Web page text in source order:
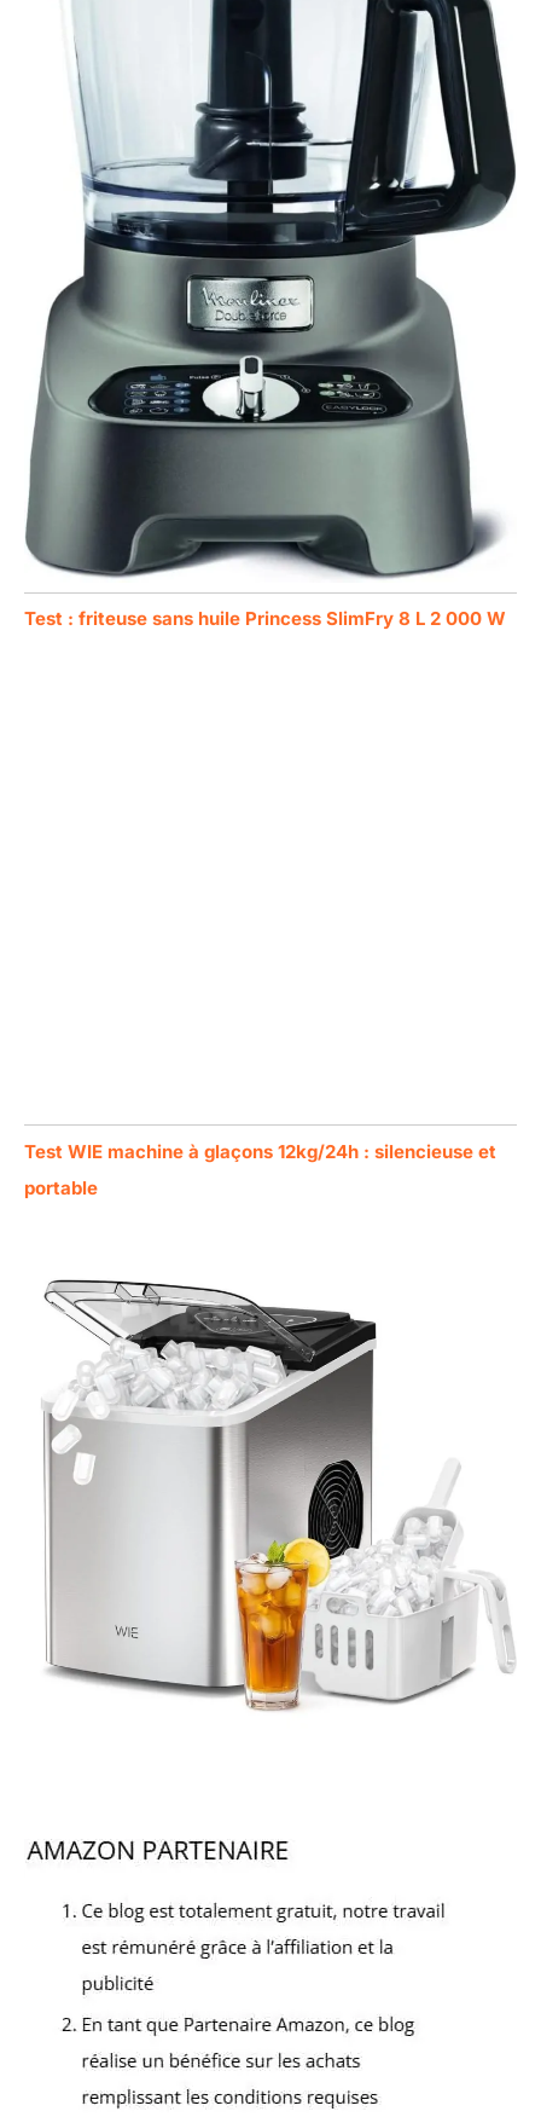
Test : friteuse sans huile Princess SlimFry 8 L 2 000 W
Test WIE machine à glaçons 12kg/24h : silencieuse et
portable